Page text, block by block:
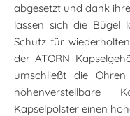
abgesetzt und dank
lassen sich die Bügel
Schutz für
der ATORN
umschließt die
Kapselpolster einen